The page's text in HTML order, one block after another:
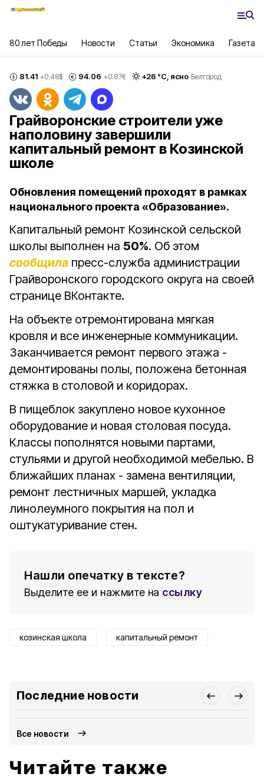
80 лет Победы Новости Статьи Экономика Газета
81.41 +0.48$ 94.06 +0.87€ +26 °С, ясно Белгород
Грайворонские строители уже
наполовину завершили
капитальный ремонт в Козинской
школе
Обновления помещений проходят в рамках
национального проекта «Образование».
Капитальный ремонт Козинской сельской
школы выполнен на 50%. Об этом
сообщила пресс-служба администрации
Грайворонского городского округа на своей
странице ВКонтакте.
На объекте отремонтирована мягкая
кровля и все инженерные коммуникации.
Заканчивается ремонт первого этажа -
демонтированы полы, положена бетонная
стяжка в столовой и коридорах.
В пищеблок закуплено новое кухонное
оборудование и новая столовая посуда.
Классы пополнятся новыми партами,
стульями и другой необходимой мебелью. В
ближайших планах - замена вентиляции,
ремонт лестничных маршей, укладка
линолеумного покрытия на пол и
оштукатуривание стен.
Нашли опечатку в тексте?
Выделите ее и нажмите на ссылку
козинская школа капитальный ремонт
Последние новости
Все новости
Читайте также